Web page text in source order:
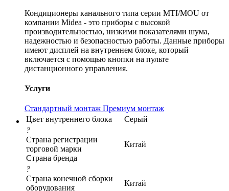
Кондиционеры канального типа серии MTI/MOU от
компании Midea - это приборы с высокой
производительностью, низкими показателями шума,
надежностью и безопасностью работы. Данные приборы
имеют дисплей на внутреннем блоке, который
включается с помощью кнопки на пульте
дистанционного управления.
Услуги
Стандартный монтаж Премиум монтаж
Цвет внутреннего блока
Серый
?
Страна регистрации
торговой марки
Страна бренда
Китай
?
Страна конечной сборки
оборудования
Китай